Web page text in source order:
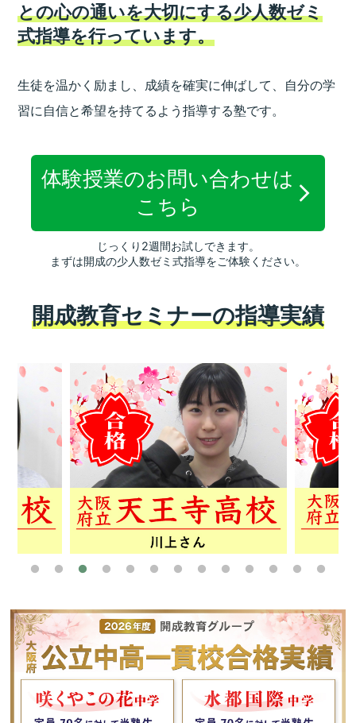
との心の通いを大切にする少人数ゼミ
式指導を行っています。
生徒を温かく励まし、成績を確実に伸ばして、 自分の学
習に自信と希望を持てるよう指導する塾です。
体験授業のお問い合わせは
こちら
じっくり2週間お試しできます。
まずは開成の少人数ゼミ式指導をご体験ください。
開成教育セミナーの指導実績